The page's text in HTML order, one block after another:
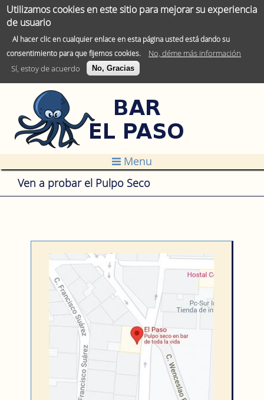
Utilizamos cookies en este sitio para mejorar su experiencia
de usuario
Al hacer clic en cualquier enlace en esta página usted está dando su
consentimiento para que fijemos cookies.
No, déme más información
Sí, estoy de acuerdo
No, Gracias
Menu
Ven a probar el Pulpo Seco